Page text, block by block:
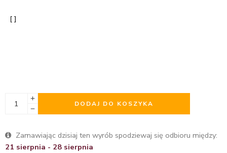
DODAJ DO KOSZYKA
Zamawiając dzisiaj ten wyrób spodziewaj się odbioru między:
21 sierpnia - 28 sierpnia